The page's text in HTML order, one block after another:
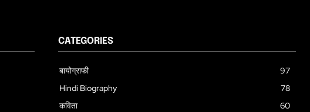
CATEGORIES
बायोग्राफी
97
Hindi Biography
78
कविता
60